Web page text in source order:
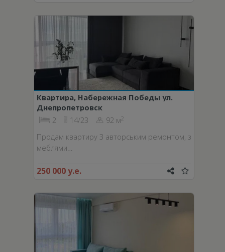
Квартира, Набережная Победы ул.
Днепропетровск
2
14/23 92 м2
Продам квартиру З авторським ремонтом, з
меблями…
250 000 у.е.